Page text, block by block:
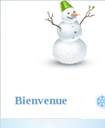
Bienvenue